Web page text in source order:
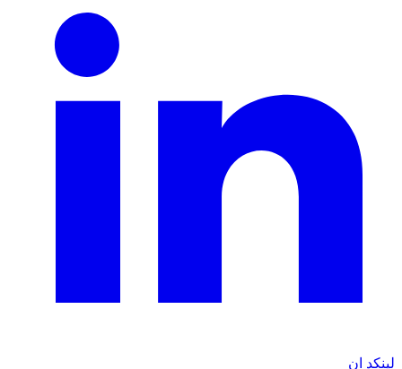
لينكد ان